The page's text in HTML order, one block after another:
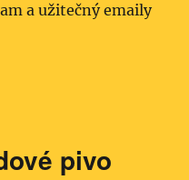
a užitečný emaily
pivo